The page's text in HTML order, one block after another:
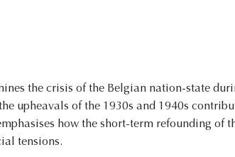
the crisis of the Belgian nation-state
upheavals of the 1930s and 1940s
how the short-term refounding of
tensions.